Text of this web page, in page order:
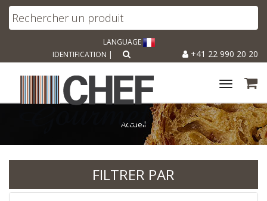
LANGUAGE
+41 22 990 20 20
IDENTIFICATION |
Toggle
Accueil
FILTRER PAR